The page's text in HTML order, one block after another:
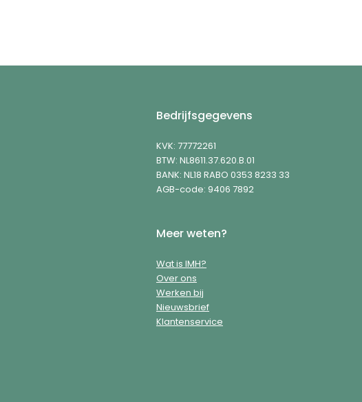
Bedrijfsgegevens
KVK: 77772261
BTW: NL8611.37.620.B.01
BANK: NL18 RABO 0353 8233 33
AGB-code: 9406 7892
Meer weten?
Wat is IMH?
Over ons
Werken bij
Nieuwsbrief
Klantenservice